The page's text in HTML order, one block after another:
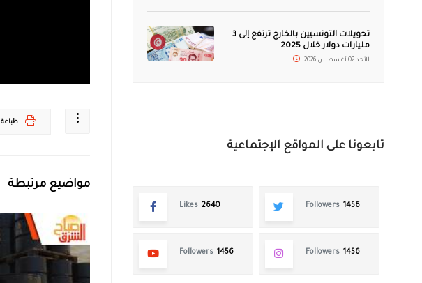
طباعة
مواضيع مرتبطة
تحويلات التونسيين بالخارج ترتفع إلى 3
مليارات دولار خلال 2025
الأحد 02 أغسطس 2026
تابعونا على المواقع الإجتماعية
Likes 2640 Followers 1456
Followers 1456 Followers 1456